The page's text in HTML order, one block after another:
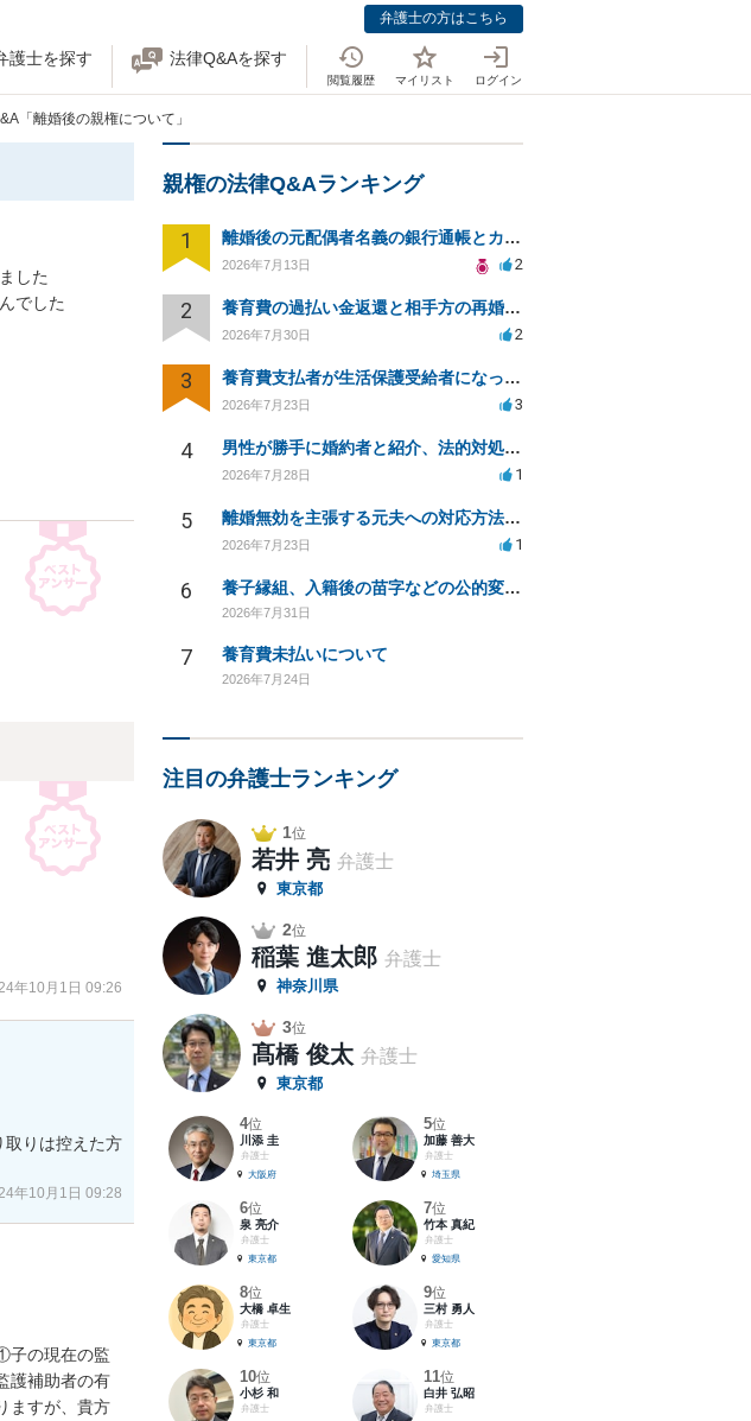
弁護士の方はこちら
護士を探す 法律Q&Aを探す
閲覧履歴 マイリスト ログイン
「離婚後の親権について」
した
でした
年10月1日 09:26
取りは控えた方
年10月1日 09:28
子の現在の監
護補助者の有
ますが、貴方
親権の法律Q&Aランキング
1 離婚後の元配偶者名義の銀行通帳とカードの処分方法について
2026年7月13日 2
2 養育費の過払い金返還と相手方の再婚に関する相談
2026年7月30日 2
3 養育費支払者が生活保護受給者になった場合の支払い可否
2026年7月23日 3
4 男性が勝手に婚約者と紹介、法的対処は可能ですか？
2026年7月28日 1
5 離婚無効を主張する元夫への対応方法と注意点
2026年7月23日 1
6 養子縁組、入籍後の苗字などの公的変更手続きについて。
2026年7月31日
7 養育費未払いについて
2026年7月24日
注目の弁護士ランキング
1位
若井 亮 弁護士
東京都
2位
稲葉 進太郎 弁護士
神奈川県
3位
髙橋 俊太 弁護士
東京都
4位
川添 圭
弁護士
大阪府
5位
加藤 善大
弁護士
埼玉県
6位
泉 亮介
弁護士
東京都
7位
竹本 真紀
弁護士
愛知県
8位
大橋 卓生
弁護士
東京都
9位
三村 勇人
弁護士
東京都
10位
小杉 和
弁護士
11位
白井 弘昭
弁護士